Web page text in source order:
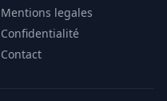
Mentions legales
Confidentialité
Contact